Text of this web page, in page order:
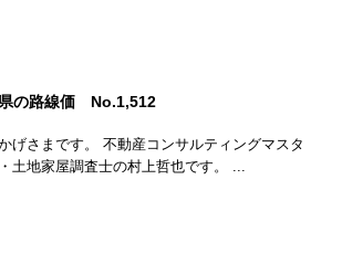
の路線価 No.1,512
げさまです。 不動産コンサルティングマスタ
土地家屋調査士の村上哲也です。 ...